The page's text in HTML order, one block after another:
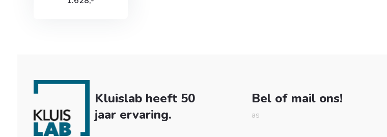
Kluislab heeft 50
jaar ervaring.
Bel of mail ons!
as